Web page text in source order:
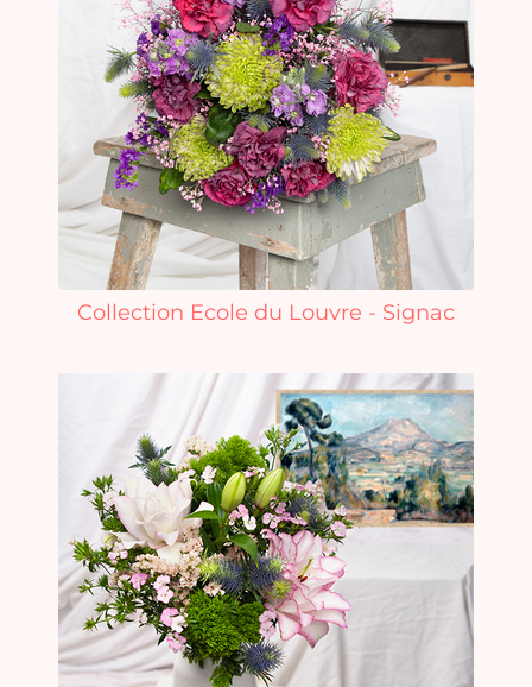
Collection Ecole du Louvre - Signac